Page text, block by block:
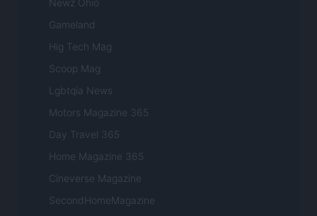
Gameland
Hig Tech Mag
Scoop Mag
Lgbtqia News
Motors Magazine 365
Day Travel 365
Home Magazine 365
Cineverse Magazine
SecondHomeMagazine